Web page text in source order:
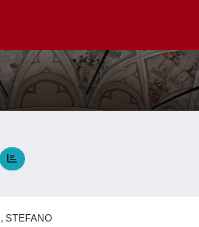
STEFANO